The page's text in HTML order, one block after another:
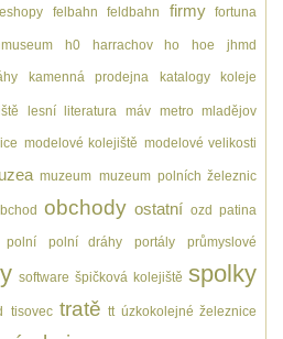
eshopy felbahn feldbahn firmy fortuna
h0 harrachov ho hoe jhmd
kamenná prodejna katalogy koleje
lesní literatura máv metro mladějov
modelové kolejiště modelové velikosti
muzeum muzeum polních železnic
obchody ostatní ozd patina
polní polní dráhy portály průmyslové
software špičková kolejiště spolky
tisovec tratě tt úzkokolejné železnice